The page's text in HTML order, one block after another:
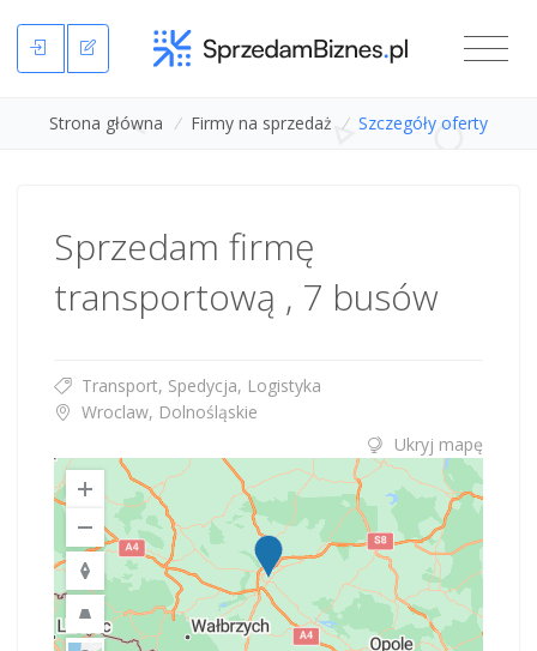
Strona główna / Firmy na sprzedaż / Szczegóły oferty
Sprzedam firmę
transportową , 7 busów
Transport, Spedycja, Logistyka
Wroclaw, Dolnośląskie
Ukryj mapę